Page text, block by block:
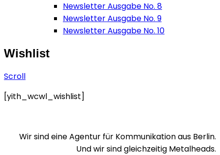
Newsletter Ausgabe No. 8
Newsletter Ausgabe No. 9
Newsletter Ausgabe No. 10
Wishlist
Scroll
[yith_wcwl_wishlist]
Wir sind eine Agentur für Kommunikation aus Berlin.
Und wir sind gleichzeitig Metalheads.